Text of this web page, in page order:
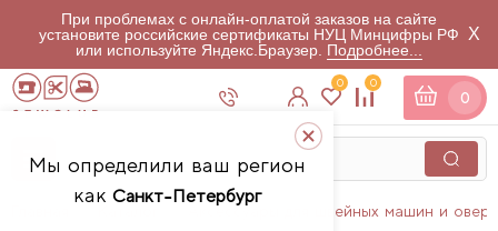
При проблемах с онлайн-оплатой заказов на сайте
установите российские сертификаты НУЦ Минцифры РФ
или используйте Яндекс.Браузер. Подробнее...
X
Мы определили ваш регион
как Санкт-Петербург
0 0
0
Аксессуары для швейных машин и